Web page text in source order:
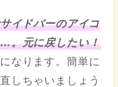
イドバーのアイコ
。元に戻したい！
なります。簡単に
しちゃいましょう